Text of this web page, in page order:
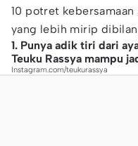
10 potret
yang lebih mirip
1. Punya adik tiri dari
Teuku Rassya mampu
Instagram.com/teukurassya